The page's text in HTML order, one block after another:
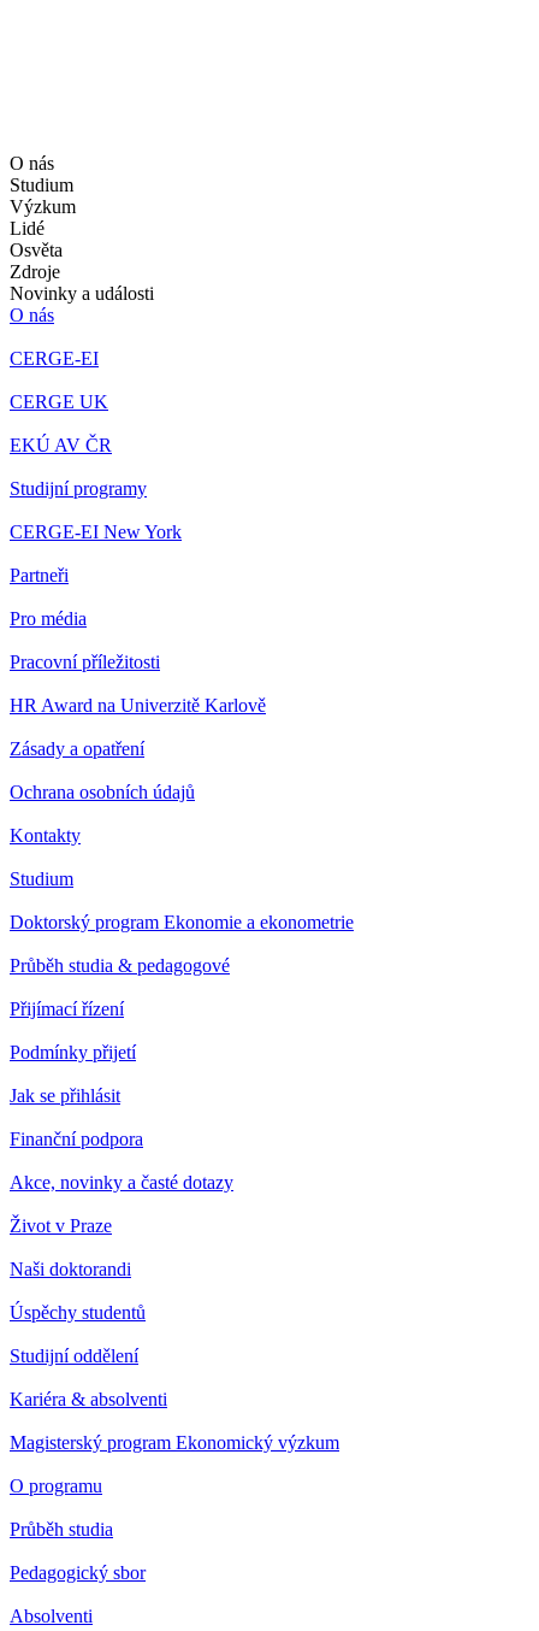
O nás
Studium
Výzkum
Lidé
Osvěta
Zdroje
Novinky a události
O nás
CERGE-EI
CERGE UK
EKÚ AV ČR
Studijní programy
CERGE-EI New York
Partneři
Pro média
Pracovní příležitosti
HR Award na Univerzitě Karlově
Zásady a opatření
Ochrana osobních údajů
Kontakty
Studium
Doktorský program Ekonomie a ekonometrie
Průběh studia & pedagogové
Přijímací řízení
Podmínky přijetí
Jak se přihlásit
Finanční podpora
Akce, novinky a časté dotazy
Život v Praze
Naši doktorandi
Úspěchy studentů
Studijní oddělení
Kariéra & absolventi
Magisterský program Ekonomický výzkum
O programu
Průběh studia
Pedagogický sbor
Absolventi